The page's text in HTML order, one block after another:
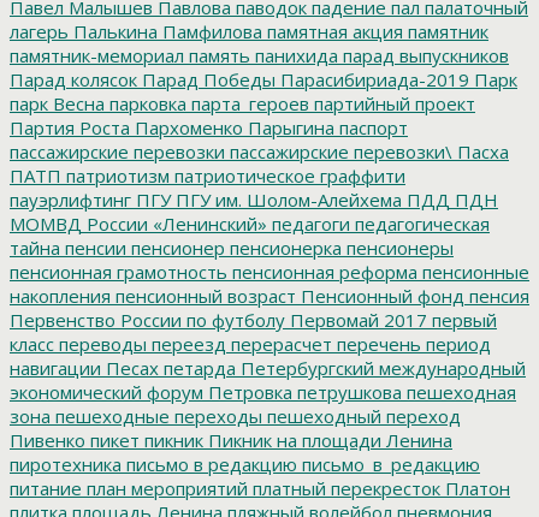
Павел Малышев Павлова паводок падение пал палаточный
лагерь Палькина Памфилова памятная акция памятник
памятник-мемориал память панихида парад выпускников
Парад колясок Парад Победы Парасибириада-2019 Парк
парк Весна парковка парта_героев партийный проект
Партия Роста Пархоменко Парыгина паспорт
пассажирские перевозки пассажирские перевозки\ Пасха
ПАТП патриотизм патриотическое граффити
пауэрлифтинг ПГУПГУ им. Шолом-Алейхема ПДД ПДН
МОМВД России «Ленинский» педагоги педагогическая
тайна пенсии пенсионер пенсионерка пенсионеры
пенсионная грамотность пенсионная реформа пенсионные
накопления пенсионный возраст Пенсионный фонд пенсия
Первенство России по футболу Первомай 2017 первый
класс переводы переезд перерасчет перечень период
навигации Песах петарда Петербургский международный
экономический форум Петровка петрушкова пешеходная
зона пешеходные переходы пешеходный переход
Пивенко пикет пикник Пикник на площади Ленина
пиротехника письмо в редакцию письмо_в_редакцию
питание план мероприятий платный перекресток Платон
плитка площадь Ленина пляжный волейбол пневмония